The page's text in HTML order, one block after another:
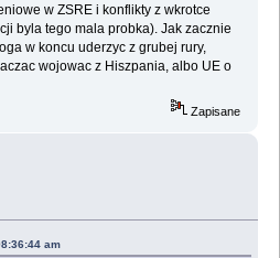
w ZSRE i konflikty z wkrotce
byla tego mala probka). Jak zacznie
w koncu uderzyc z grubej rury,
wojowac z Hiszpania, albo UE o
Zapisane
am